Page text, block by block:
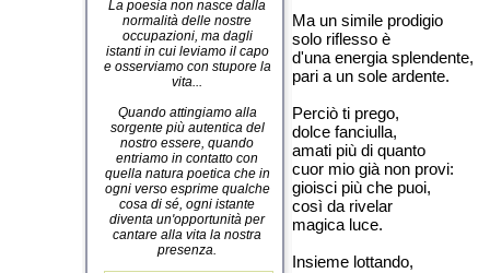
La poesia non nasce dalla
normalità delle nostre
occupazioni, ma dagli
istanti in cui leviamo il capo
e osserviamo con stupore la
vita...
Quando attingiamo alla
sorgente più autentica del
nostro essere, quando
entriamo in contatto con
quella natura poetica che in
ogni verso esprime qualche
cosa di sé, ogni istante
diventa un'opportunità per
cantare alla vita la nostra
presenza.
Ma un simile prodigio
solo riflesso è
d'una energia splendente,
pari a un sole ardente.
Perciò ti prego,
dolce fanciulla,
amati più di quanto
cuor mio già non provi:
gioisci più che puoi,
così da rivelar
magica luce.
Insieme lottando,